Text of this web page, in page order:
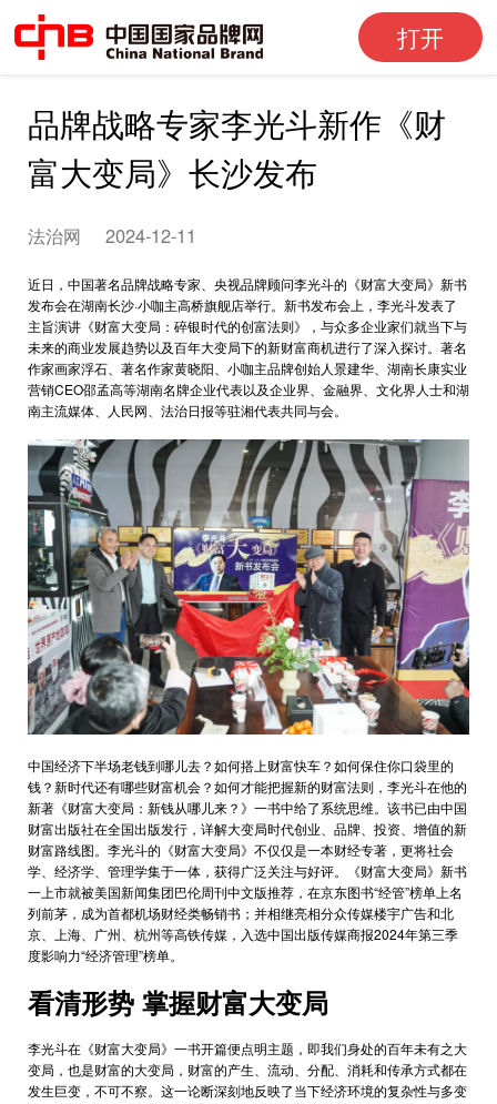
打开
品牌战略专家李光斗新作《财
富大变局》长沙发布
法治网 2024-12-11
近日，中国著名品牌战略专家、央视品牌顾问李光斗的《财富大变局》新书
发布会在湖南长沙·小咖主高桥旗舰店举行。新书发布会上，李光斗发表了
主旨演讲《财富大变局：碎银时代的创富法则》，与众多企业家们就当下与
未来的商业发展趋势以及百年大变局下的新财富商机进行了深入探讨。著名
作家画家浮石、著名作家黄晓阳、小咖主品牌创始人景建华、湖南长康实业
营销CEO邵孟高等湖南名牌企业代表以及企业界、金融界、文化界人士和湖
南主流媒体、人民网、法治日报等驻湘代表共同与会。
中国经济下半场老钱到哪儿去？如何搭上财富快车？如何保住你口袋里的
钱？新时代还有哪些财富机会？如何才能把握新的财富法则，李光斗在他的
新著《财富大变局：新钱从哪儿来？》一书中给了系统思维。该书已由中国
财富出版社在全国出版发行，详解大变局时代创业、品牌、投资、增值的新
财富路线图。李光斗的《财富大变局》不仅仅是一本财经专著，更将社会
学、经济学、管理学集于一体，获得广泛关注与好评。《财富大变局》新书
一上市就被美国新闻集团巴伦周刊中文版推荐，在京东图书“经管”榜单上名
列前茅，成为首都机场财经类畅销书；并相继亮相分众传媒楼宇广告和北
京、上海、广州、杭州等高铁传媒，入选中国出版传媒商报2024年第三季
度影响力“经济管理”榜单。
看清形势 掌握财富大变局
李光斗在《财富大变局》一书开篇便点明主题，即我们身处的百年未有之大
变局，也是财富的大变局，财富的产生、流动、分配、消耗和传承方式都在
发生巨变，不可不察。这一论断深刻地反映了当下经济环境的复杂性与多变